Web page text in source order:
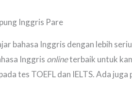
Inggris Pare
bahasa Inggris dengan lebih
Inggris onlineterbaik untuk
tes TOEFL dan IELTS. Ada